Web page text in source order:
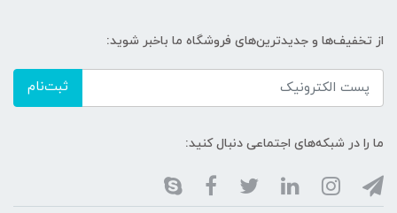
از تخفیف‌ها و جدیدترین‌های فروشگاه ما باخبر شوید:
ثبت‌نام
ما را در شبکه‌های اجتماعی دنبال کنید: